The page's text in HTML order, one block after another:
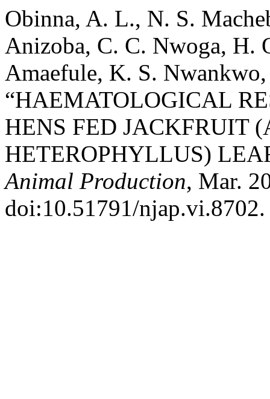
Obinna, A. L., N. S.
Anizoba, C. C. Nwoga, H.
Amaefule, K. S.
“HAEMATOLOGICAL
HENS FED JACKFRUIT
HETEROPHYLLUS)
Animal Production, Mar.
doi:10.51791/njap.vi.8702.